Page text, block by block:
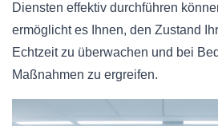
Diensten effektiv durchführen
ermöglicht es Ihnen, den Zustand
Echtzeit zu überwachen und bei
Maßnahmen zu ergreifen.